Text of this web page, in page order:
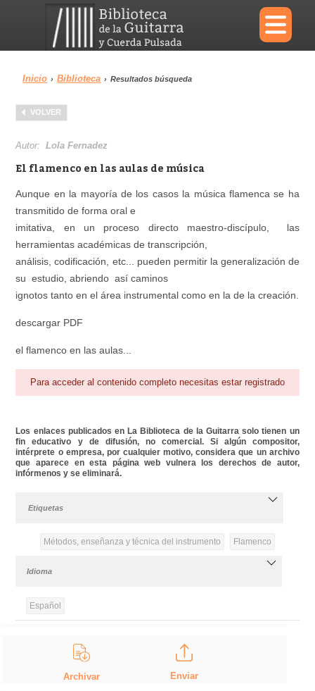
×
Menu
Biblioteca
Área personal
Inicio › Biblioteca › Resultados búsqueda
VOLVER
Autor:Lola Fernadez
El flamenco en las aulas de música
Aunque en la mayoría de los casos la música flamenca se ha
transmitido de forma oral e
imitativa, en un proceso directo maestro-discípulo, las
herramientas académicas de transcripción,
análisis, codificación, etc... pueden permitir la generalización de
su estudio, abriendo así caminos
ignotos tanto en el área instrumental como en la de la creación.
descargar PDF
el flamenco en las aulas...
Para acceder al contenido completo necesitas estar registrado
Los enlaces publicados en La Biblioteca de la Guitarra solo tienen un
fin educativo y de difusión, no comercial. Si algún compositor,
intérprete o empresa, por cualquier motivo, considera que un archivo
que aparece en esta página web vulnera los derechos de autor,
infórmenos y se eliminará.
Etiquetas
Métodos, enseñanza y técnica del instrumento Flamenco
Idioma
Español
Archivar Enviar